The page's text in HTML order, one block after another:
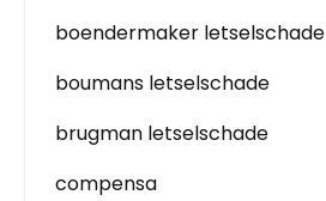
boendermaker letselschade
boumans letselschade
brugman letselschade
compensa